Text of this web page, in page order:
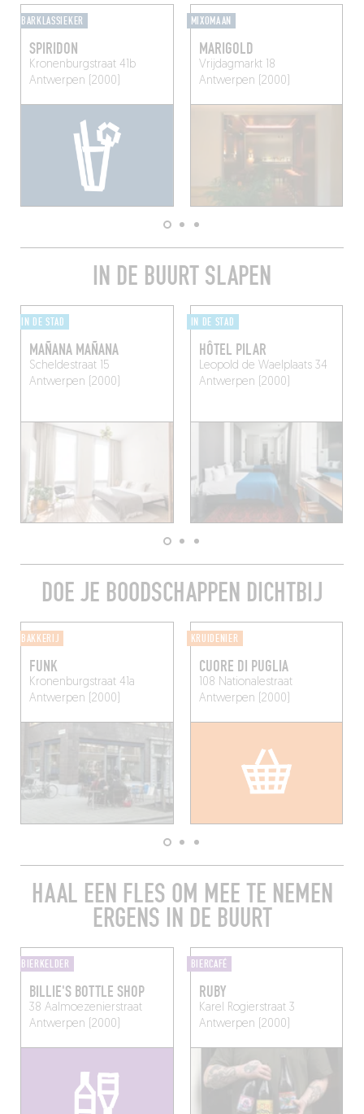
BARKLASSIEKER
SPIRIDON
Kronenburgstraat 41b
Antwerpen (2000)
MIXOMAAN
MARIGOLD
Vrijdagmarkt 18
Antwerpen (2000)
IN DE BUURT SLAPEN
IN DE STAD
MAÑANA MAÑANA
Scheldestraat 15
Antwerpen (2000)
IN DE STAD
HÔTEL PILAR
Leopold de Waelplaats 34
Antwerpen (2000)
DOE JE BOODSCHAPPEN DICHTBIJ
BAKKERIJ
FUNK
Kronenburgstraat 41a
Antwerpen (2000)
KRUIDENIER
CUORE DI PUGLIA
108 Nationalestraat
Antwerpen (2000)
HAAL EEN FLES OM MEE TE NEMEN
ERGENS IN DE BUURT
BIERKELDER
BILLIE'S BOTTLE SHOP
38 Aalmoezenierstraat
Antwerpen (2000)
BIERCAFÉ
RUBY
Karel Rogierstraat 3
Antwerpen (2000)